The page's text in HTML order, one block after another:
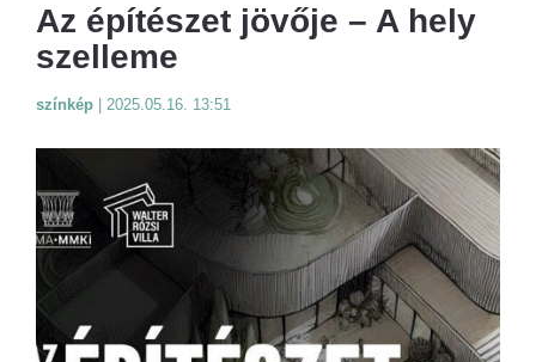
Az építészet jövője – A hely
szelleme
színkép 2025.05.16. 13:51